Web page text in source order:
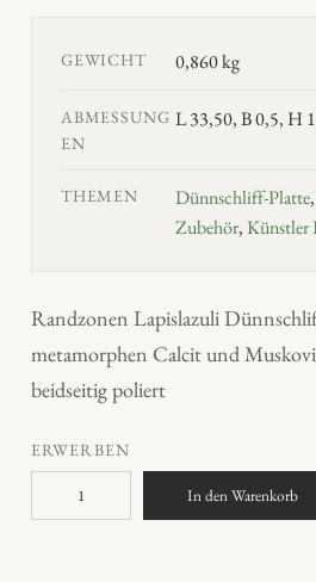
GEWICHT 0,860 kg
ABMESSUNG
EN
L 33,50, B 0,5, H
THEMEN Dünnschliff-Platte,
Zubehör,Künstler
Randzonen Lapislazuli
metamorphen Calcit und
beidseitig poliert
ERWERBEN
a
In den Warenkorb